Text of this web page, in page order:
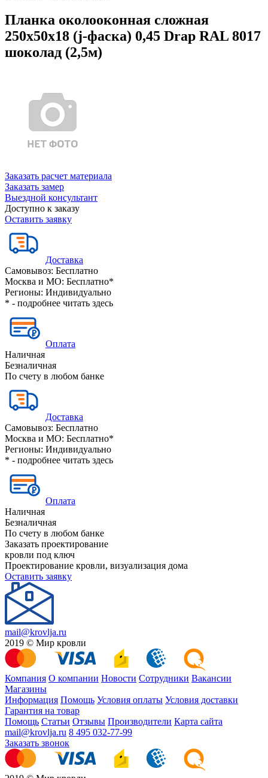
Планка околооконная сложная
250х50х18 (j-фаска) 0,45 Drap RAL 8017
шоколад (2,5м)
Заказать расчет материала
Заказать замер
Выездной консультант
Доступно к заказу
Оставить заявку
Доставка
Самовывоз: Бесплатно
Москва и МО: Бесплатно*
Регионы: Индивидуально
* - подробнее читать здесь
Оплата
Наличная
Безналичная
По счету в любом банке
Доставка
Самовывоз: Бесплатно
Москва и МО: Бесплатно*
Регионы: Индивидуально
* - подробнее читать здесь
Оплата
Наличная
Безналичная
По счету в любом банке
Заказать проектирование
кровли под ключ
Проектирование кровли, визуализация дома
Оставить заявку
mail@krovlja.ru
2019 © Мир кровли
Компания О компании Новости Сотрудники Вакансии
Магазины
Информация Помощь Условия оплаты Условия доставки
Гарантия на товар
Помощь Статьи Отзывы Производители Карта сайта
mail@krovlja.ru 8 495 032-77-99
Заказать звонок